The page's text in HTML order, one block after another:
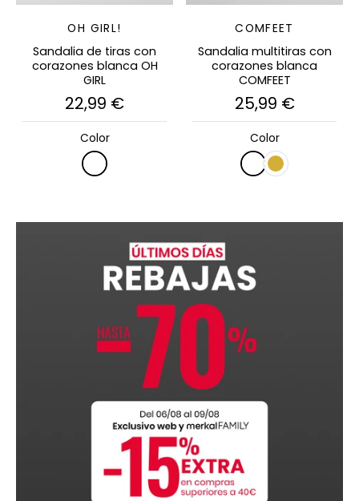
OH GIRL!
Sandalia de tiras con
corazones blanca OH
GIRL
22,99 €
Color
COMFEET
Sandalia multitiras con
corazones blanca
COMFEET
25,99 €
Color